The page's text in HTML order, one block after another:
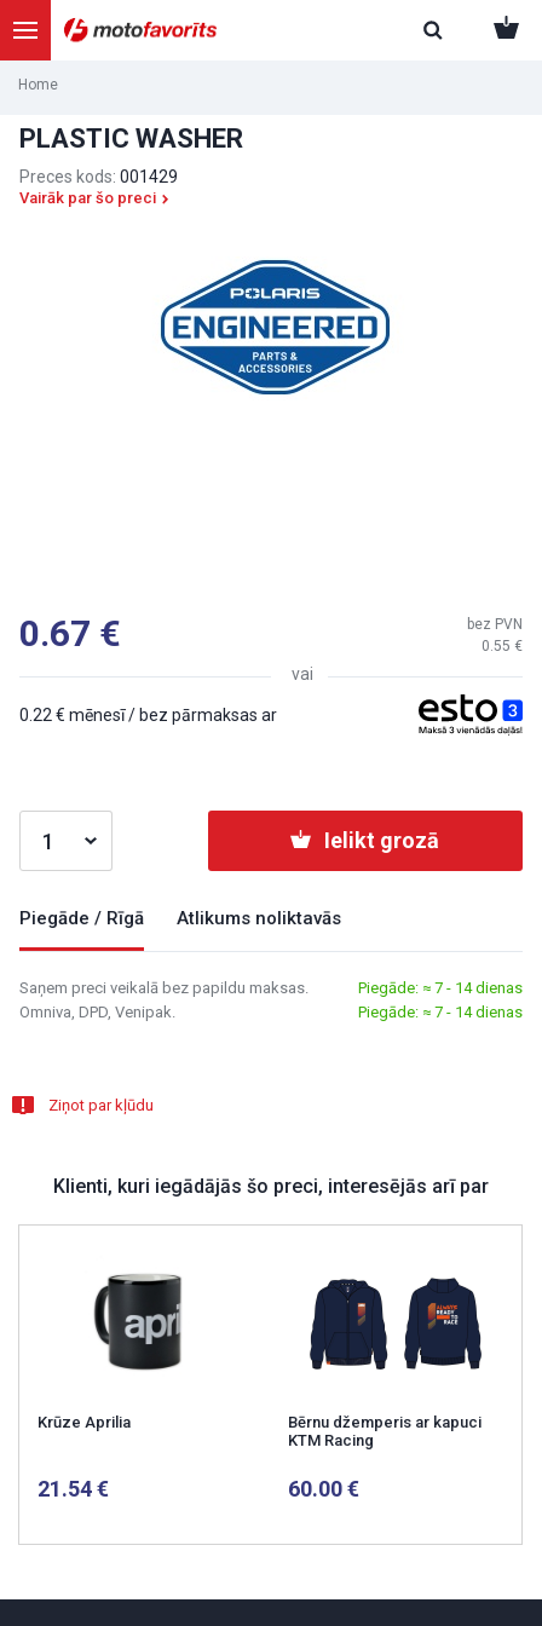
Home
PLASTIC WASHER
Preces kods: 001429
Vairāk par šo preci
0.67 0.55
bez PVN
vai
0.22 mēnesī / bez pārmaksas ar
Ielikt grozā
Piegāde / Rīgā Atlikums noliktavās
Saņem preci veikalā bez papildu maksas.
Piegāde: ≈ 7 - 14 dienas
Omniva, DPD, Venipak.
Piegāde: ≈ 7 - 14 dienas
Ziņot par kļūdu
Klienti, kuri iegādājās šo preci, interesējās arī par
Krūze Aprilia
21.54
Bērnu džemperis ar kapuci
KTM Racing
60.00